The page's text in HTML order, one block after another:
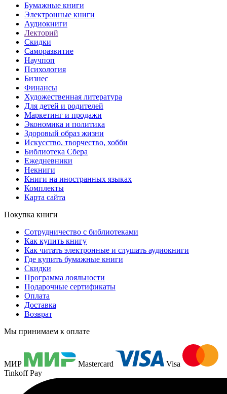
Бумажные книги
Электронные книги
Аудиокниги
Лекторий
Скидки
Саморазвитие
Научпоп
Психология
Бизнес
Финансы
Художественная литература
Для детей и родителей
Маркетинг и продажи
Экономика и политика
Здоровый образ жизни
Искусство, творчество, хобби
Библиотека Сбера
Ежедневники
Некниги
Книги на иностранных языках
Комплекты
Карта сайта
Покупка книги
Сотрудничество с библиотеками
Как купить книгу
Как читать электронные и слушать аудиокниги
Где купить бумажные книги
Скидки
Программа лояльности
Подарочные сертификаты
Оплата
Доставка
Возврат
Мы принимаем к оплате
МИР Mastercard
Visa
Tinkoff Pay